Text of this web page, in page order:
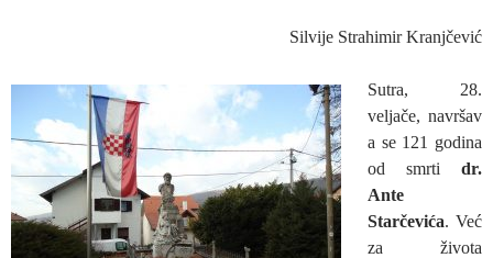
Silvije Strahimir Kranjčević
Sutra, 28.
veljače, navršav
a se 121 godina
od smrti dr.
Ante
Starčevića. Već
za života